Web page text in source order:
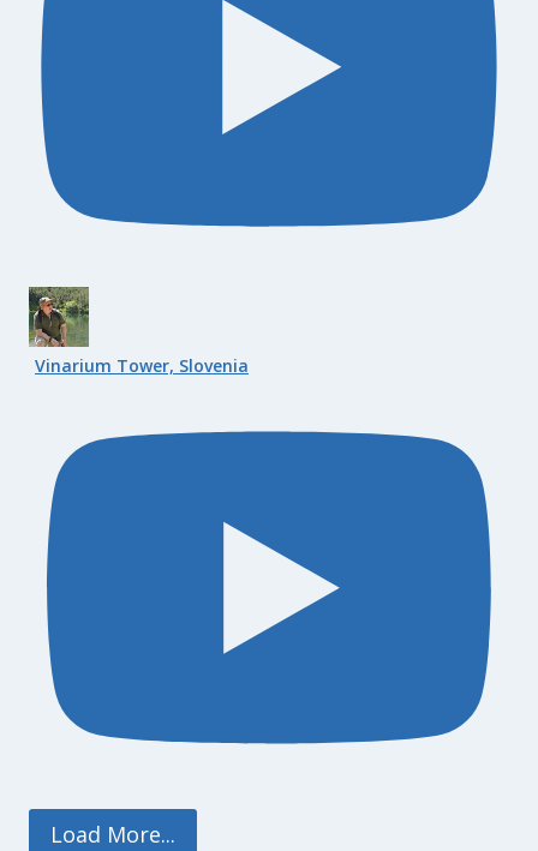
Vinarium Tower, Slovenia
Load More...